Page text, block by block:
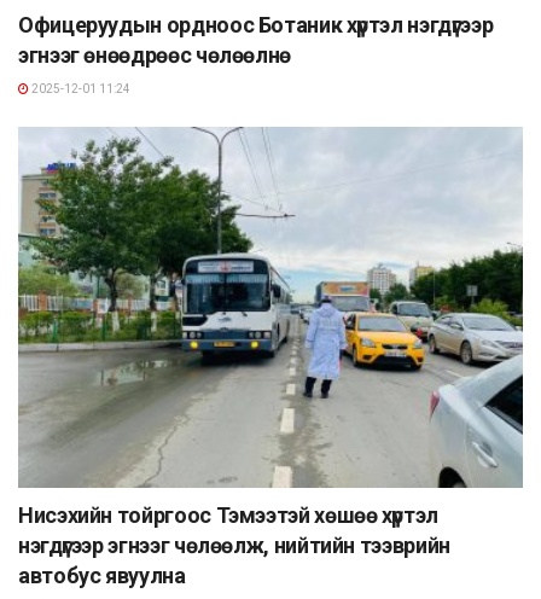
Офицеруудын ордноос Ботаник хүртэл нэгдүгээр
эгнээг өнөөдрөөс чөлөөлнө
2025-12-01 11:24
Нисэхийн тойргоос Тэмээтэй хөшөө хүртэл
нэгдүгээр эгнээг чөлөөлж, нийтийн тээврийн
автобус явуулна